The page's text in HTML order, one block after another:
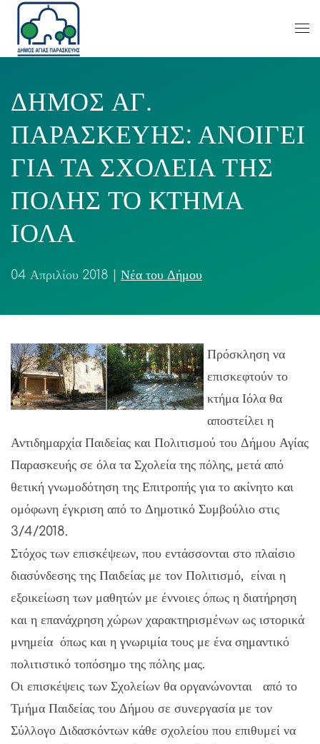
ΔΗΜΟΣ ΑΓ.
ΠΑΡΑΣΚΕΥΗΣ: ΑΝΟΙΓΕΙ
ΓΙΑ ΤΑ ΣΧΟΛΕΙΑ ΤΗΣ
ΠΟΛΗΣ ΤΟ ΚΤΗΜΑ
ΙΟΛΑ
04 Απριλίου 2018 Νέα του Δήμου
Πρόσκληση να
επισκεφτούν το
κτήμα Ιόλα θα
αποστείλει η
Αντιδημαρχία Παιδείας και Πολιτισμού του Δήμου Αγίας
Παρασκευής σε όλα τα Σχολεία της πόλης, μετά από
θετική γνωμοδότηση της Επιτροπής για το ακίνητο και
ομόφωνη έγκριση από το Δημοτικό Συμβούλιο στις
3/4/2018.
Στόχος των επισκέψεων, που εντάσσονται στο πλαίσιο
διασύνδεσης της Παιδείας με τον Πολιτισμό, είναι η
εξοικείωση των μαθητών με έννοιες όπως η διατήρηση
και η επανάχρηση χώρων χαρακτηρισμένων ως ιστορικά
μνημεία όπως και η γνωριμία τους με ένα σημαντικό
πολιτιστικό τοπόσημο της πόλης μας.
Οι επισκέψεις των Σχολείων θα οργανώνονται από το
Τμήμα Παιδείας του Δήμου σε συνεργασία με τον
Σύλλογο Διδασκόντων κάθε σχολείου που επιθυμεί να